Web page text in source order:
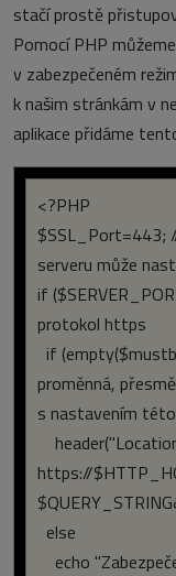
stačí prostě
Pomocí PHP
v zabezpečeném
k našim stránkám v
aplikace přidáme
<?PHP
$SSL_Port=443;
serveru může
if
protokol https
if
proměnná,
s nastavením
https://
else
echo